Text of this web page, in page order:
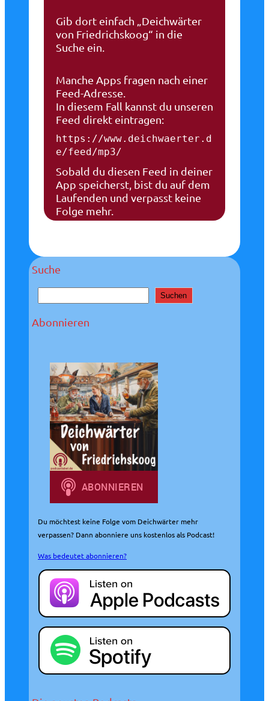
Gib dort einfach „Deichwärter
von Friedrichskoog“ in die
Suche ein.
Manche Apps fragen nach einer
Feed-Adresse.
In diesem Fall kannst du unseren
Feed direkt eintragen:
https://www.deichwaerter.d
e/feed/mp3/
Sobald du diesen Feed in deiner
App speicherst, bist du auf dem
Laufenden und verpasst keine
Folge mehr.
Suche
u
c
Suchen
Abonnieren
Du möchtest keine Folge vom Deichwärter mehr
verpassen? Dann abonniere uns kostenlos als Podcast!
Was bedeutet abonnieren?